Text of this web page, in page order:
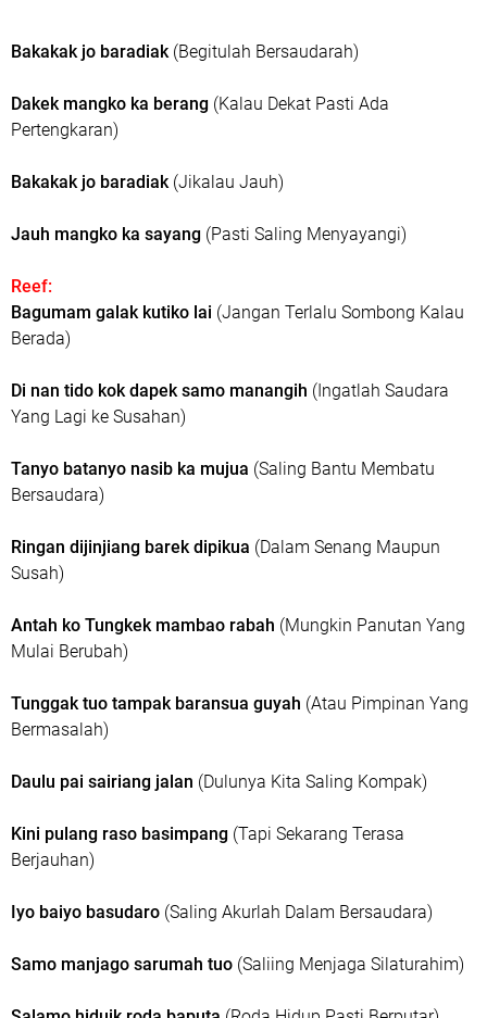
Bakakak jo baradiak(Begitulah Bersaudarah)
Dakek mangko ka berang (Kalau Dekat Pasti Ada
Pertengkaran)
Bakakak jo baradiak(Jikalau Jauh)
Jauh mangko ka sayang (Pasti Saling Menyayangi)
Reef:
Bagumam galak kutiko lai (Jangan Terlalu Sombong Kalau
Berada)
Di nan tido kok dapek samo manangih (Ingatlah Saudara
Yang Lagi ke Susahan)
Tanyo batanyo nasib ka mujua (Saling Bantu Membatu
Bersaudara)
Ringan dijinjiang barek dipikua (Dalam Senang Maupun
Susah)
Antah ko Tungkek mambao rabah (Mungkin Panutan Yang
Mulai Berubah)
Tunggak tuo tampak baransua guyah (Atau Pimpinan Yang
Bermasalah)
Daulu pai sairiang jalan (Dulunya Kita Saling Kompak)
Kini pulang raso basimpang (Tapi Sekarang Terasa
Berjauhan)
Iyo baiyo basudaro (Saling Akurlah Dalam Bersaudara)
Samo manjago sarumah tuo (Saliing Menjaga Silaturahim)